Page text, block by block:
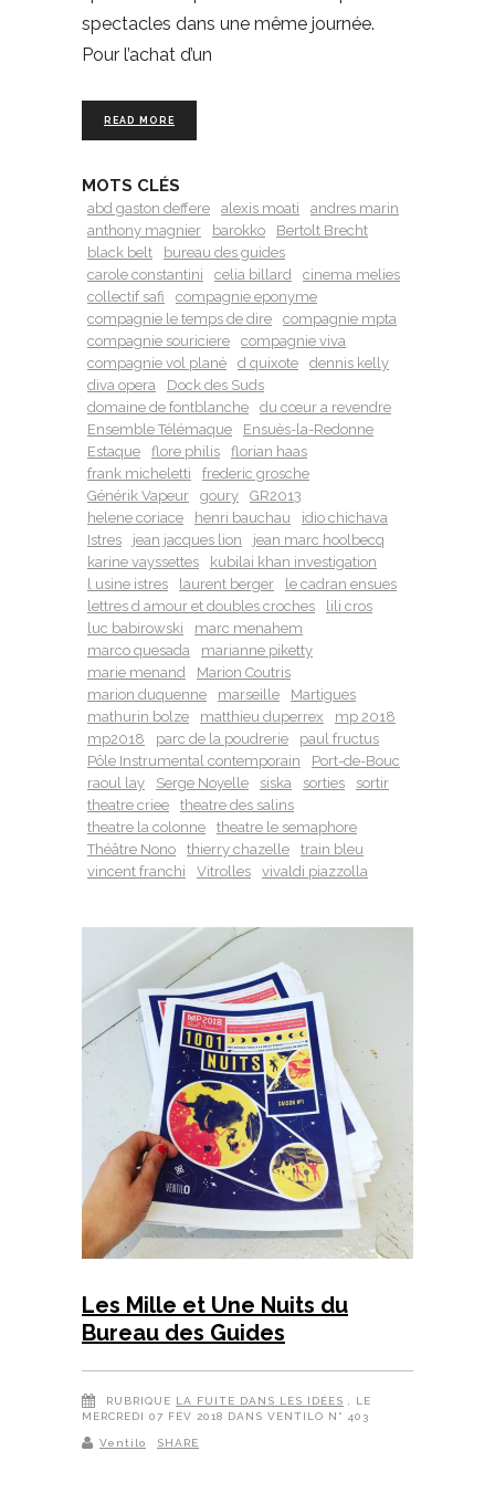
spectacles dans une même journée.
Pour l’achat d’un
READ MORE
MOTS CLÉS
abd gaston deffere alexis moati
andres marin
anthony magnier
barokko
Bertolt Brecht
black belt
bureau des guides
carole constantini
celia billard
cinema melies
collectif safi
compagnie eponyme
compagnie le temps de dire
compagnie mpta
compagnie souriciere
compagnie viva
compagnie vol plané
d quixote
dennis kelly
diva opera
Dock des Suds
domaine de fontblanche
du cœur a revendre
Ensemble Télémaque
Ensuès-la-Redonne
Estaque
flore philis
florian haas
frank micheletti
frederic grosche
Générik Vapeur
goury
GR2013
helene coriace
henri bauchau
idio chichava
Istres
jean jacques lion
jean marc hoolbecq
karine vayssettes
kubilai khan investigation
l usine istres
laurent berger
le cadran ensues
lettres d amour et doubles croches
lili cros
luc babirowski
marc menahem
marco quesada
marianne piketty
marie menand
Marion Coutris
marion duquenne
marseille
Martigues
mathurin bolze
matthieu duperrex
mp 2018
mp2018
parc de la poudrerie
paul fructus
Pôle Instrumental contemporain
Port-de-Bouc
raoul lay
Serge Noyelle siska sorties
sortir
theatre criee
theatre des salins
theatre la colonne
theatre le semaphore
Théâtre Nono
thierry chazelle
train bleu
vincent franchi
Vitrolles vivaldi piazzolla
Les Mille et Une Nuits du
Bureau des Guides
RUBRIQUE LA FUITE DANS LES IDÉES
, LE
MERCREDI 07 FÉV 2018 DANS VENTILO N° 403
Ventilo SHARE